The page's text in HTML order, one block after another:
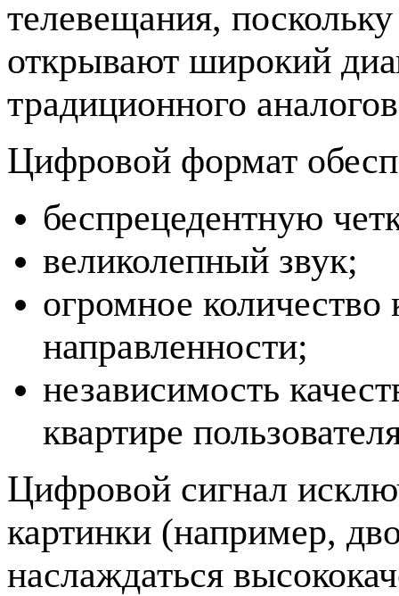
телевещания,
открывают широкий
традиционного
Цифровой формат
беспрецедентную
великолепный звук;
огромное количество
направленности;
независимость
квартире
Цифровой сигнал
картинки (например,
наслаждаться